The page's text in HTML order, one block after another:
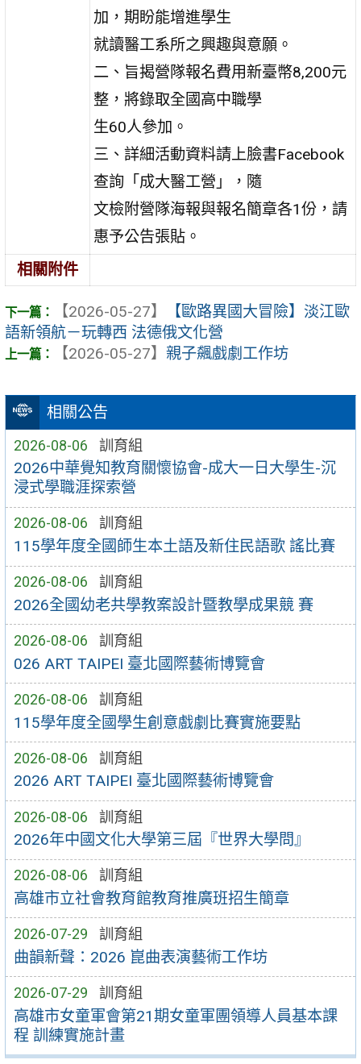
相關公告
2026-08-06 訓育組
2026中華覺知教育關懷協會-成大一日大學生-沉
浸式學職涯探索營
2026-08-06 訓育組
115學年度全國師生本土語及新住民語歌 謠比賽
2026-08-06 訓育組
2026全國幼老共學教案設計暨教學成果競 賽
2026-08-06 訓育組
026 ART TAIPEI 臺北國際藝術博覽會
2026-08-06 訓育組
115學年度全國學生創意戲劇比賽實施要點
2026-08-06 訓育組
2026 ART TAIPEI 臺北國際藝術博覽會
2026-08-06 訓育組
2026年中國文化大學第三屆『世界大學問』
2026-08-06 訓育組
高雄市立社會教育館教育推廣班招生簡章
2026-07-29 訓育組
曲韻新聲：2026 崑曲表演藝術工作坊
2026-07-29 訓育組
高雄市女童軍會第21期女童軍團領導人員基本課
程 訓練實施計畫
加，期盼能增進學生
就讀醫工系所之興趣與意願。
二、旨揭營隊報名費用新臺幣8,200元
整，將錄取全國高中職學
生60人參加。
三、詳細活動資料請上臉書Facebook
查詢「成大醫工營」，隨
文檢附營隊海報與報名簡章各1份，請
惠予公告張貼。
相關附件
【2026-05-27】
【歐路異國大冒險】淡江歐
語新領航－玩轉西 法德俄文化營
【2026-05-27】 親子飆戲劇工作坊